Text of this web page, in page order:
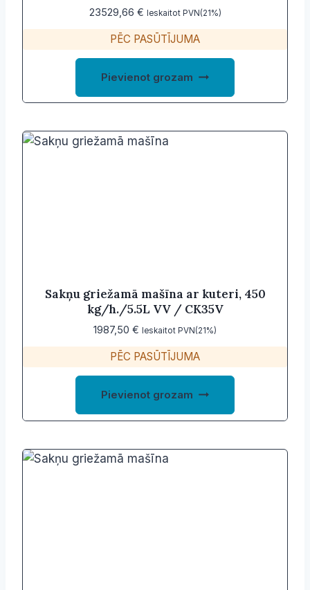
23529,66 € Ieskaitot PVN(21%)
PĒC PASŪTĪJUMA
Pievienot grozam
Sakņu griežamā mašīna ar kuteri, 450
kg/h./5.5L VV / CK35V
1987,50 € Ieskaitot PVN(21%)
PĒC PASŪTĪJUMA
Pievienot grozam